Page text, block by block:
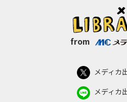
from
メディカ
メディカ